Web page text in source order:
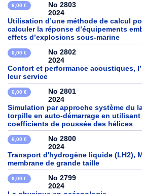
6,00 €
No 2803
2024
Utilisation d’une méthode de calcul
calculer la réponse d’équipements
effets d’explosions sous-marine
6,00 €
No 2802
2024
Confort et performance acoustiques,
leur service
6,00 €
No 2801
2024
Simulation par approche système du
torpille en auto-démarrage en utilisant
coefficients de poussée des hélices
6,00 €
No 2800
2024
Transport d'hydrogène liquide (LH2),
membrane de grande taille
6,00 €
No 2799
2024